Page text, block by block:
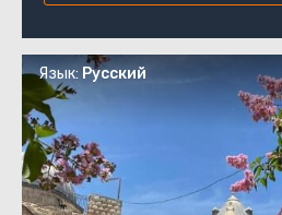
Язык: Русский